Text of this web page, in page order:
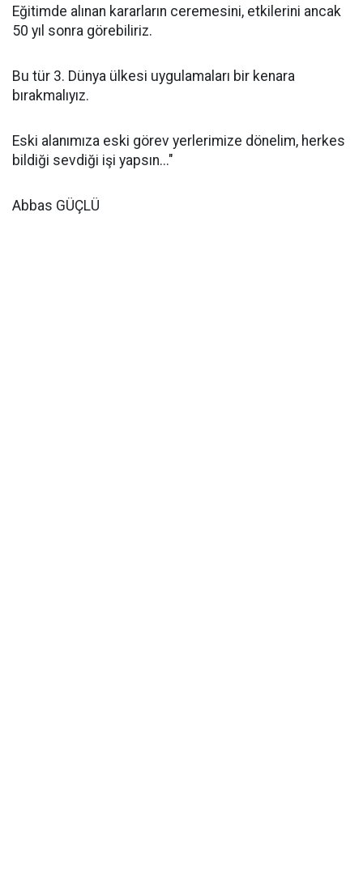
Eğitimde alınan kararların ceremesini, etkilerini ancak
50 yıl sonra görebiliriz.
Bu tür 3. Dünya ülkesi uygulamaları bir kenara
bırakmalıyız.
Eski alanımıza eski görev yerlerimize dönelim, herkes
bildiği sevdiği işi yapsın..."
Abbas GÜÇLÜ